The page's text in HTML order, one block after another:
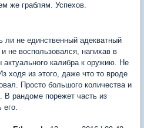
же граблям. Успехов.
ли не единственный адекватный
не воспользовался, напихав в
актуального калибра к оружию. Не
ходя из этого, даже что то вроде
Просто большого количества и
В рандоме порежет часть из
его.